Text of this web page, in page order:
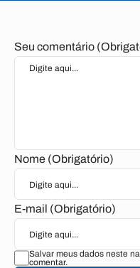
Seu comentário
Nome (Obrigatório)
E-mail (Obrigatório)
Salvar meus dados neste
comentar.